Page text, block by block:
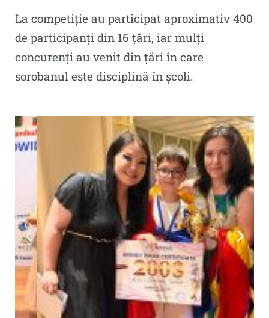
La competiție au participat aproximativ 400
de participanți din 16 țări, iar mulți
concurenți au venit din țări în care
sorobanul este disciplină în școli.